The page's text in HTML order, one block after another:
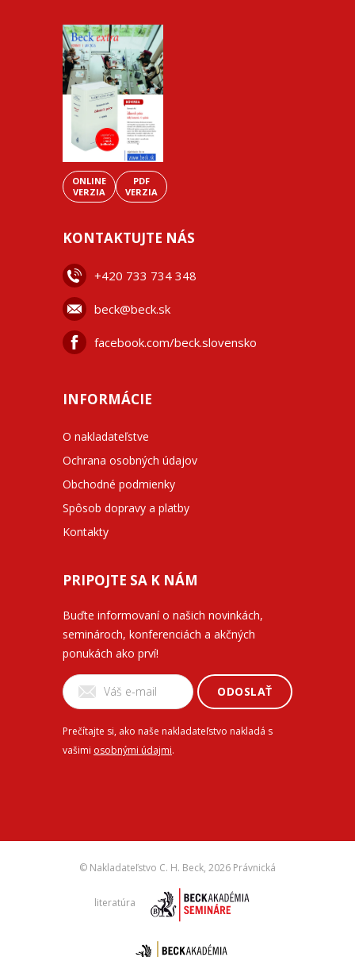
ONLINE
VERZIA
PDF
VERZIA
KONTAKTUJTE NÁS
+420 733 734 348
beck@beck.sk
facebook.com/beck.slovensko
INFORMÁCIE
O nakladateľstve
Ochrana osobných údajov
Obchodné podmienky
Spôsob dopravy a platby
Kontakty
PRIPOJTE SA K NÁM
Buďte informovaní o našich novinkách,
seminároch, konferenciách a akčných
ponukách ako prví!
ODOSLAŤ
Prečítajte si, ako naše nakladateľstvo nakladá s
vašimi osobnými údajmi.
© Nakladateľstvo C. H. Beck, 2026 Právnická
literatúra